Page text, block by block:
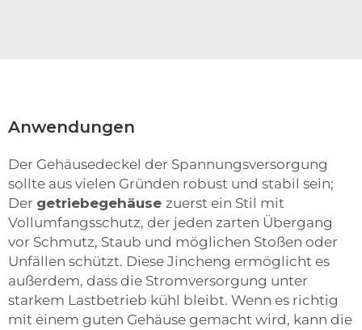
Anwendungen
Der Gehäusedeckel der Spannungsversorgung
sollte aus vielen Gründen robust und stabil sein;
Der getriebegehäuse zuerst ein Stil mit
Vollumfangsschutz, der jeden zarten Übergang
vor Schmutz, Staub und möglichen Stoßen oder
Unfällen schützt. Diese Jincheng ermöglicht es
außerdem, dass die Stromversorgung unter
starkem Lastbetrieb kühl bleibt. Wenn es richtig
mit einem guten Gehäuse gemacht wird, kann die